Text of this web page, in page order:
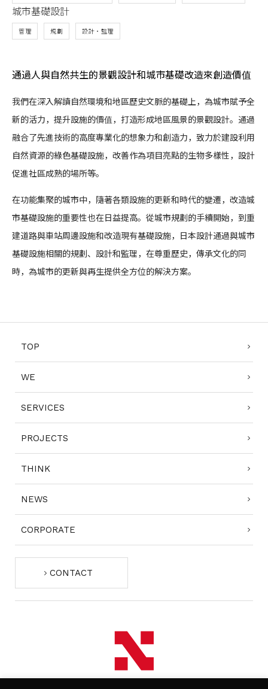
城市基礎設計
管理 規劃 設計・監理
通過人與自然共生的景觀設計和城市基礎改造來創造價值
我們在深入解讀自然環境和地區歷史文脈的基礎上，為城市賦予全
新的活力，提升設施的價值，打造形成地區風景的景觀設計。通過
融合了先進技術的高度專業化的想象力和創造力，致力於建設利用
自然資源的綠色基礎設施，改善作為項目亮點的生物多樣性，設計
促進社區成熟的場所等。
在功能集聚的城市中，隨著各類設施的更新和時代的變遷，改造城
市基礎設施的重要性也在日益提高。從城市規劃的手續開始，到重
建道路與車站周邊設施和改造現有基礎設施，日本設計通過與城市
基礎設施相關的規劃、設計和監理，在尊重歷史，傳承文化的同
時，為城市的更新與再生提供全方位的解決方案。
TOP
WE
SERVICES
PROJECTS
THINK
NEWS
CORPORATE
CONTACT